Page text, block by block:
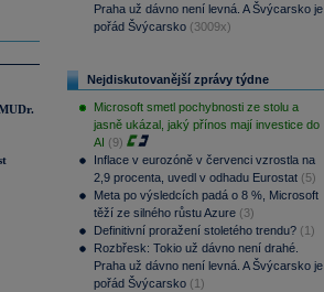
Praha už dávno není levná. A Švýcarsko je
pořád Švýcarsko (3009x)
Nejdiskutovanější zprávy týdne
Microsoft smetl pochybnosti ze stolu a
jasně ukázal, jaký přínos mají investice do
AI (9)
Inflace v eurozóně v červenci vzrostla na
2,9 procenta, uvedl v odhadu Eurostat (5)
Meta po výsledcích padá o 8 %, Microsoft
těží ze silného růstu Azure (3)
Definitivní proražení stoletého trendu? (1)
Rozbřesk: Tokio už dávno není drahé.
Praha už dávno není levná. A Švýcarsko je
pořád Švýcarsko (1)